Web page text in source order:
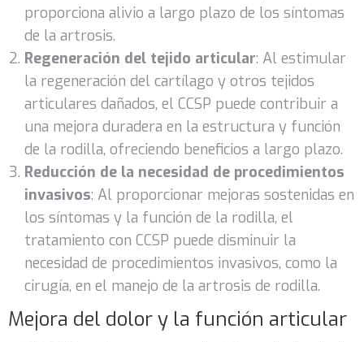
proporciona alivio a largo plazo de los síntomas
de la artrosis.
Regeneración del tejido articular: Al estimular
la regeneración del cartílago y otros tejidos
articulares dañados, el CCSP puede contribuir a
una mejora duradera en la estructura y función
de la rodilla, ofreciendo beneficios a largo plazo.
Reducción de la necesidad de procedimientos
invasivos: Al proporcionar mejoras sostenidas en
los síntomas y la función de la rodilla, el
tratamiento con CCSP puede disminuir la
necesidad de procedimientos invasivos, como la
cirugía, en el manejo de la artrosis de rodilla.
Mejora del dolor y la función articular